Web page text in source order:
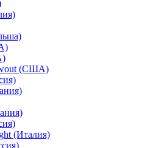
(США)
(Италия)